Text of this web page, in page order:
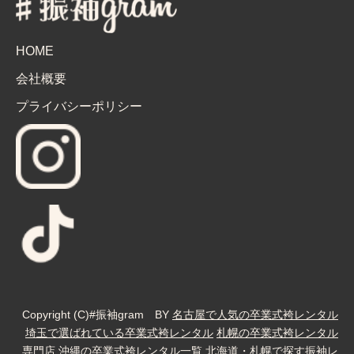
HOME
会社概要
プライバシーポリシー
Copyright (C)#振袖gram BY 名古屋で人気の卒業式袴レンタル
埼玉で選ばれている卒業式袴レンタル 札幌の卒業式袴レンタル
専門店 沖縄の卒業式袴レンタル一覧 北海道・札幌で探す振袖レ